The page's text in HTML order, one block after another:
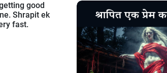
good
Shrapit ek
fast.